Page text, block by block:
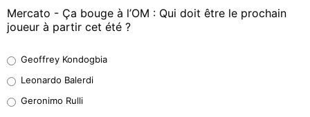
Mercato - Ça bouge à l’OM : Qui doit être le prochain
joueur à partir cet été ?
38%
32%
Geoffrey Kondogbia
Leonardo Balerdi
Geronimo Rulli